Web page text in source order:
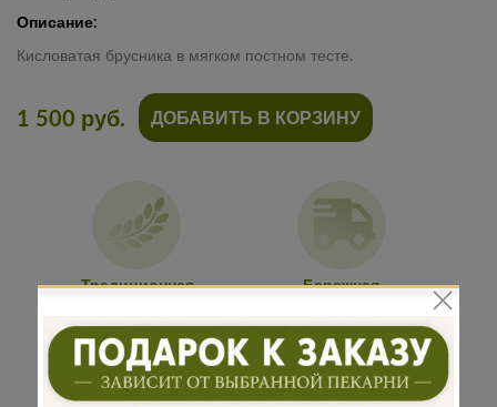
Описание:
Кисловатая брусника в мягком постном тесте.
Традиционная
Бережная
1 500 руб. ДОБАВИТЬ В КОРЗИНУ